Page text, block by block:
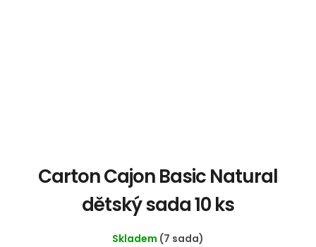
Carton Cajon Basic Natural
dětský sada 10 ks
Skladem (7 sada)